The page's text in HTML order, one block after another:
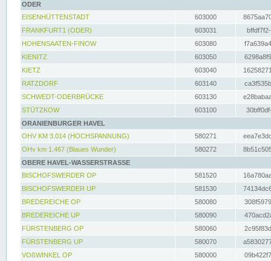
ODER
EISENHÜTTENSTADT
603000
FRANKFURT1 (ODER)
603031
HOHENSAATEN-FINOW
603080
KIENITZ
603050
KIETZ
603040
RATZDORF
603140
SCHWEDT-ODERBRÜCKE
603130
STÜTZKOW
603100
ORANIENBURGER HAVEL
OHV KM 3.014 (HOCHSPANNUNG)
580271
OHv km 1.467 (Blaues Wunder)
580272
OBERE HAVEL-WASSERSTRASSE
BISCHOFSWERDER OP
581520
BISCHOFSWERDER UP
581530
BREDEREICHE OP
580080
BREDEREICHE UP
580090
FÜRSTENBERG OP
580060
FÜRSTENBERG UP
580070
VOßWINKEL OP
580000